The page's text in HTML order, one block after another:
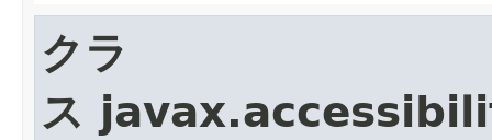
クラ
ス